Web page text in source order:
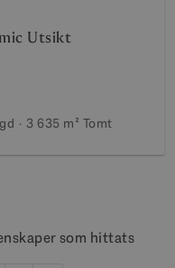
Utsikt
3 635 m² Tomt
som hittats